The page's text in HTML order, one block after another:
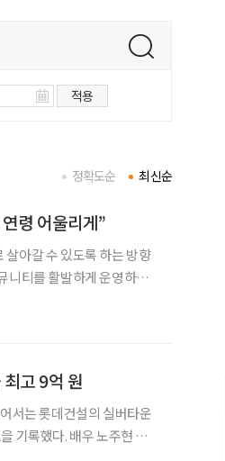
적용
최신순
정확도순
령 어울리게”
살아갈 수 있도록 하는 방향
니티를 활발하게 운영하면
고 9억 원
서는 롯데건설의 실버타운
기록했다. 배우 노주현 등